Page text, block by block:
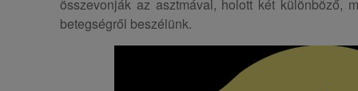
összevonják az asztmával, holott két különböző,
betegségről beszélünk.